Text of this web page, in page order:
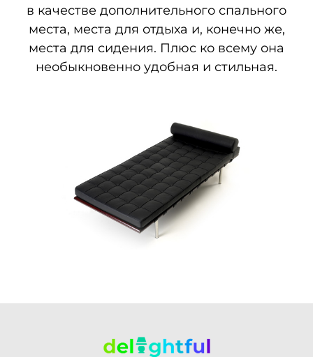
в качестве дополнительного спального
места, места для отдыха и, конечно же,
места для сидения. Плюс ко всему она
необыкновенно удобная и стильная.